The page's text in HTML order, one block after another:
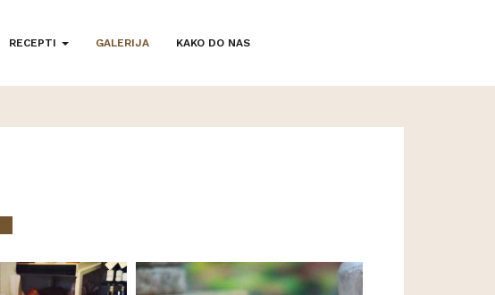
RECEPTI GALERIJA KAKO DO NAS